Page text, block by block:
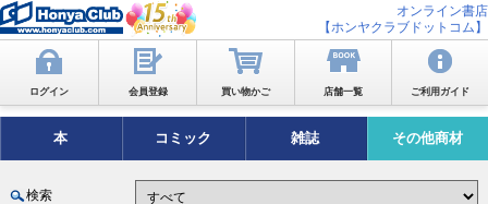
オンライン書店
【ホンヤクラブドットコム】
ログイン 会員登録 買い物かご 店舗一覧 ご利用ガイド
本 コミック 雑誌 その他商材
検索